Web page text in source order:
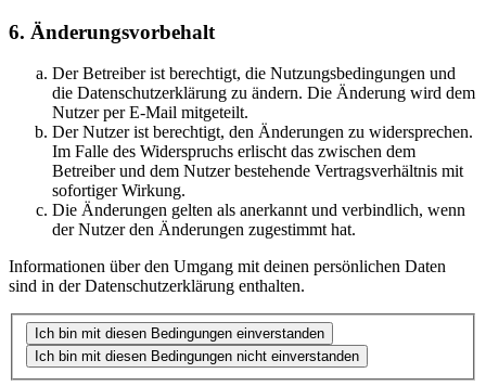
6. Änderungsvorbehalt
Der Betreiber ist berechtigt, die Nutzungsbedingungen und
die Datenschutzerklärung zu ändern. Die Änderung wird dem
Nutzer per E-Mail mitgeteilt.
Der Nutzer ist berechtigt, den Änderungen zu widersprechen.
Im Falle des Widerspruchs erlischt das zwischen dem
Betreiber und dem Nutzer bestehende Vertragsverhältnis mit
sofortiger Wirkung.
Die Änderungen gelten als anerkannt und verbindlich, wenn
der Nutzer den Änderungen zugestimmt hat.
Informationen über den Umgang mit deinen persönlichen Daten
sind in der Datenschutzerklärung enthalten.